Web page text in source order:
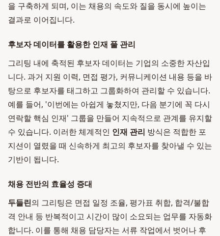
을 구축하게 되며, 이는 채용의 속도와 질을 동시에 높이는
결과로 이어집니다.
후보자 데이터를 활용한 인재 풀 관리
그리팅 내에 축적된 후보자 데이터는 기업의 소중한 자산입
니다. 과거 지원 이력, 면접 평가, 커뮤니케이션 내용 등을 바
탕으로 후보자를 태그하고 그룹화하여 관리할 수 있습니다.
예를 들어, '이번에는 아쉽게 놓쳤지만, 다음 분기에 꼭 다시
연락할 핵심 인재' 그룹을 만들어 지속적으로 관계를 유지할
수 있습니다. 이러한 체계적인 인재 관리 방식은 적합한 포
지션이 열렸을 때 신속하게 최고의 후보자를 찾아낼 수 있는
기반이 됩니다.
채용 전반의 효율성 증대
두들린의 그리팅은 면접 일정 조율, 평가표 취합, 합격/불합
격 안내 등 반복적이고 시간이 많이 소요되는 업무를 자동화
합니다. 이를 통해 채용 담당자는 서류 작업에서 벗어나 후